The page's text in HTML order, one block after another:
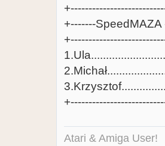
+-------SpeedMAZA
Atari & Amiga User!